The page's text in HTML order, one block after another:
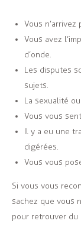
Vous
Vous avez
d’onde.
Les disputes
sujets.
La sexualité
Vous vous
Il y a eu une
digérées.
Vous vous
Si vous vous
sachez que vous
pour retrouver du